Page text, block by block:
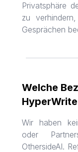
Privatsphäre
zu
Gesprächen
Welche
Wir haben
oder
OthersideAI.